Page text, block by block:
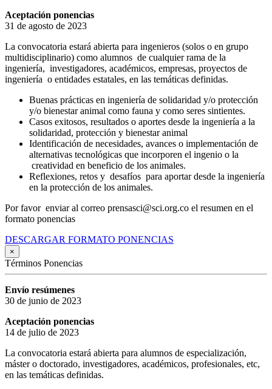
Aceptación ponencias
31 de agosto de 2023
La convocatoria estará abierta para ingenieros (solos o en grupo
multidisciplinario) como alumnos de cualquier rama de la
ingeniería, investigadores, académicos, empresas, proyectos de
ingeniería o entidades estatales, en las temáticas definidas.
Buenas prácticas en ingeniería de solidaridad y/o protección
y/o bienestar animal como fauna y como seres sintientes.
Casos exitosos, resultados o aportes desde la ingeniería a la
solidaridad, protección y bienestar animal
Identificación de necesidades, avances o implementación de
alternativas tecnológicas que incorporen el ingenio o la
creatividad en beneficio de los animales.
Reflexiones, retos y desafíos para aportar desde la ingeniería
en la protección de los animales.
Por favor enviar al correo prensasci@sci.org.co el resumen en el
formato ponencias
DESCARGAR FORMATO PONENCIAS
×
Términos Ponencias
Envío resúmenes
30 de junio de 2023
Aceptación ponencias
14 de julio de 2023
La convocatoria estará abierta para alumnos de especialización,
máster o doctorado, investigadores, académicos, profesionales, etc,
en las temáticas definidas.